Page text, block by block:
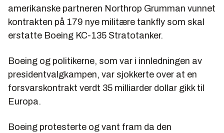
amerikanske partneren Northrop Grumman vunnet
kontrakten på 179 nye militære tankfly som skal
erstatte Boeing KC-135 Stratotanker.
Boeing og politikerne, som var i innledningen av
presidentvalgkampen, var sjokkerte over at en
forsvarskontrakt verdt 35 milliarder dollar gikk til
Europa.
Boeing protesterte og vant fram da den